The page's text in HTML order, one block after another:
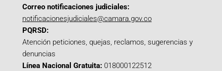
Correo notificaciones judiciales:
notificacionesjudiciales@camara.gov.co
PQRSD:
Atención peticiones, quejas, reclamos, sugerencias y
denuncias
Línea Nacional Gratuita: 018000122512